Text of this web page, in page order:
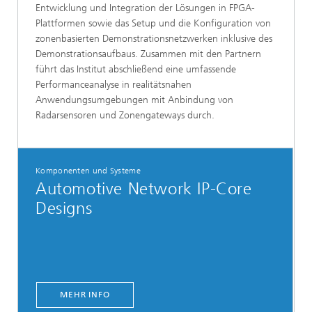
Entwicklung und Integration der Lösungen in FPGA-
Plattformen sowie das Setup und die Konfiguration von
zonenbasierten Demonstrationsnetzwerken inklusive des
Demonstrationsaufbaus. Zusammen mit den Partnern
führt das Institut abschließend eine umfassende
Performanceanalyse in realitätsnahen
Anwendungsumgebungen mit Anbindung von
Radarsensoren und Zonengateways durch.
Komponenten und Systeme
Automotive Network IP-Core
Designs
MEHR INFO